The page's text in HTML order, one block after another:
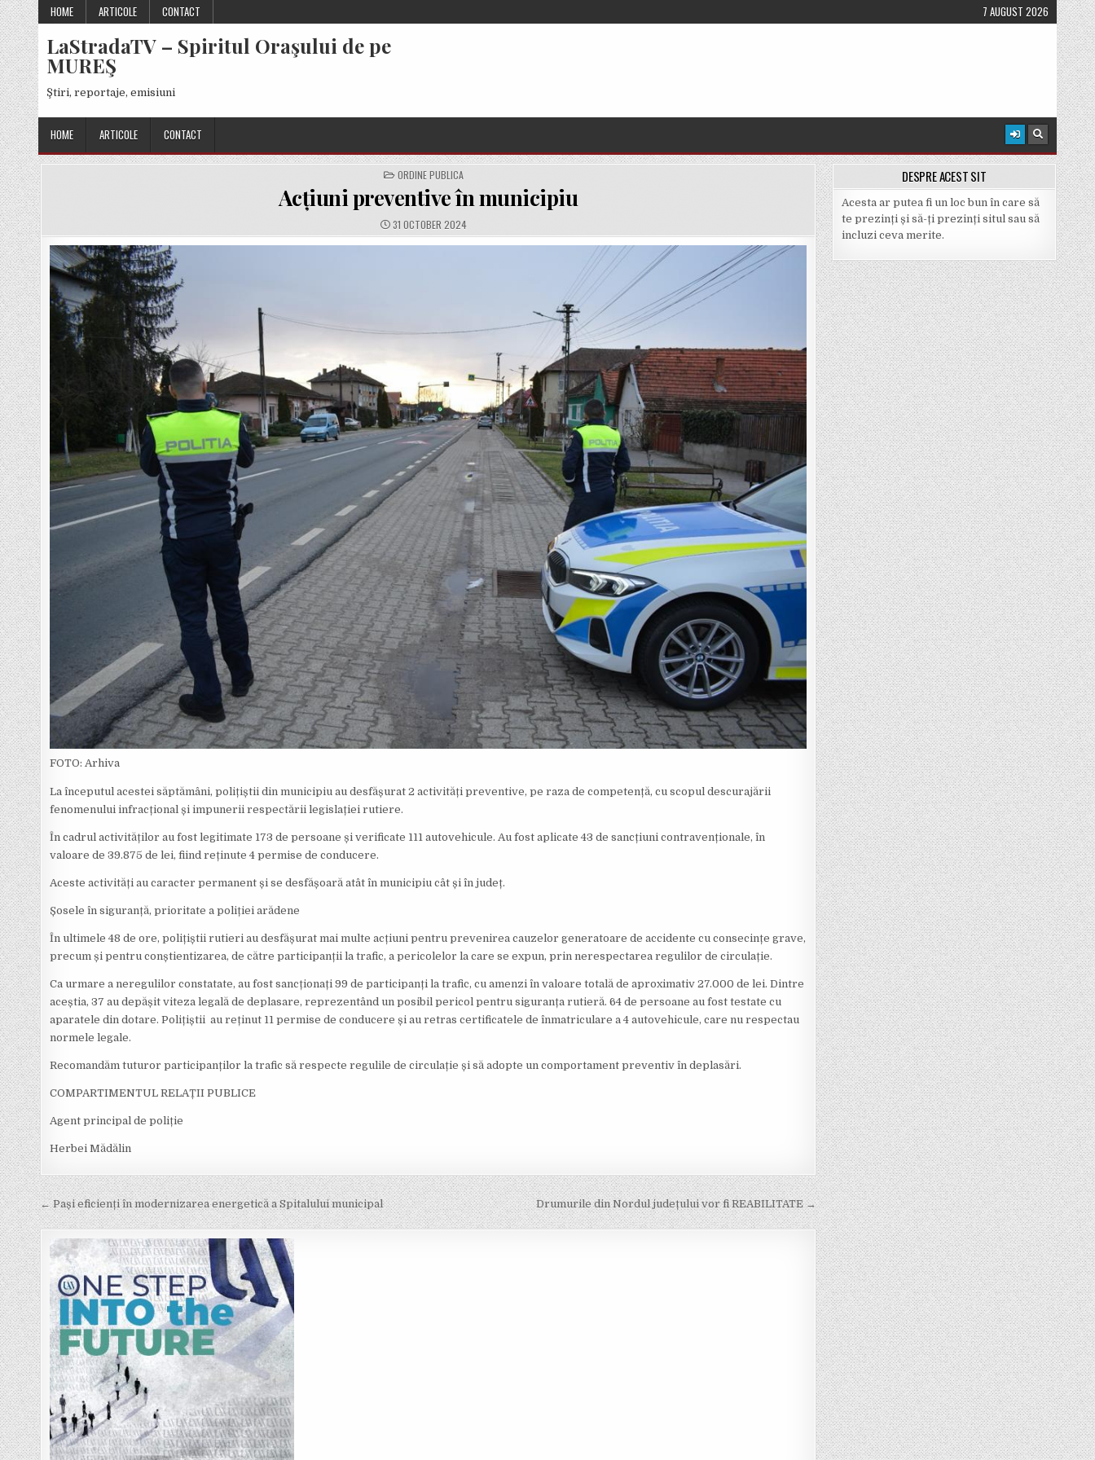
Skip
to
content
HOME ARTICOLE CONTACT 7 AUGUST 2026
LaStradaTV – Spiritul Oraşului de pe
MUREŞ
Ştiri, reportaje, emisiuni
HOME ARTICOLE CONTACT
POSTED
IN
ORDINE PUBLICA
Acțiuni preventive în municipiu
PUBLISHED
DATE:
31 OCTOBER 2024
FOTO: Arhiva
La începutul acestei săptămâni, polițiștii din municipiu au desfășurat 2 activități preventive, pe raza de competență, cu scopul descurajării
fenomenului infracțional și impunerii respectării legislației rutiere.
În cadrul activităților au fost legitimate 173 de persoane și verificate 111 autovehicule. Au fost aplicate 43 de sancțiuni contravenționale, în
valoare de 39.875 de lei, fiind reținute 4 permise de conducere.
Aceste activități au caracter permanent și se desfășoară atât în municipiu cât și în județ.
Șosele în siguranță, prioritate a poliției arădene
În ultimele 48 de ore, polițiștii rutieri au desfășurat mai multe acțiuni pentru prevenirea cauzelor generatoare de accidente cu consecințe grave,
precum și pentru conștientizarea, de către participanții la trafic, a pericolelor la care se expun, prin nerespectarea regulilor de circulație.
Ca urmare a neregulilor constatate, au fost sancționați 99 de participanți la trafic, cu amenzi în valoare totală de aproximativ 27.000 de lei. Dintre
aceștia, 37 au depășit viteza legală de deplasare, reprezentând un posibil pericol pentru siguranța rutieră. 64 de persoane au fost testate cu
aparatele din dotare. Polițiștii au reținut 11 permise de conducere și au retras certificatele de înmatriculare a 4 autovehicule, care nu respectau
normele legale.
Recomandăm tuturor participanților la trafic să respecte regulile de circulație și să adopte un comportament preventiv în deplasări.
COMPARTIMENTUL RELAȚII PUBLICE
Agent principal de poliție
Herbei Mădălin
Post
navigation
Drumurile din Nordul județului vor fi REABILITATE →
← Pași eficienți în modernizarea energetică a Spitalului municipal
DESPRE ACEST SIT
Acesta ar putea fi un loc bun în care să
te prezinți și să-ți prezinți situl sau să
incluzi ceva merite.